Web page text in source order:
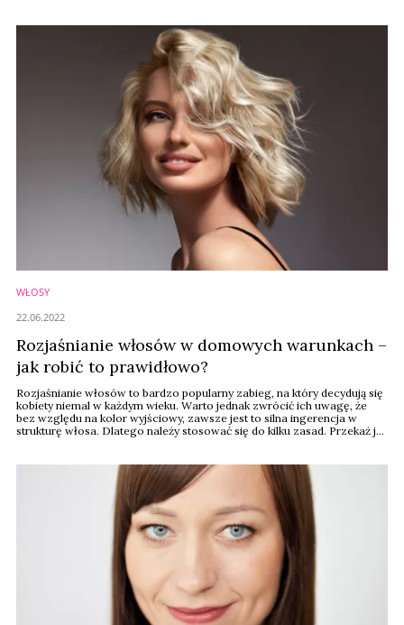
WŁOSY
Rozjaśnianie włosów w domowych warunkach –
jak robić to prawidłowo?
Rozjaśnianie włosów to bardzo popularny zabieg, na który decydują się
kobiety niemal w każdym wieku. Warto jednak zwrócić ich uwagę, że
bez względu na kolor wyjściowy, zawsze jest to silna ingerencja w
strukturę włosa. Dlatego należy stosować się do kilku zasad. Przekaż je
22.06.2022